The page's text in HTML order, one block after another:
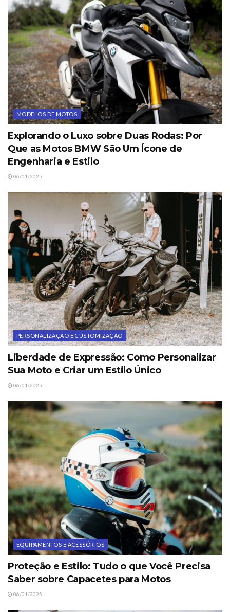
MODELOS DE MOTOS
Explorando o Luxo sobre Duas Rodas: Por
Que as Motos BMW São Um Ícone de
Engenharia e Estilo
06/01/2025
PERSONALIZAÇÃO E CUSTOMIZAÇÃO
Liberdade de Expressão: Como Personalizar
Sua Moto e Criar um Estilo Único
06/01/2025
EQUIPAMENTOS E ACESSÓRIOS
Proteção e Estilo: Tudo o que Você Precisa
Saber sobre Capacetes para Motos
06/01/2025